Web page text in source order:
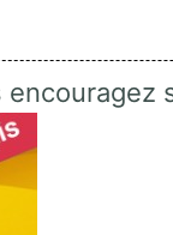
encouragez